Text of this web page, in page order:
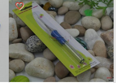
favorite_border